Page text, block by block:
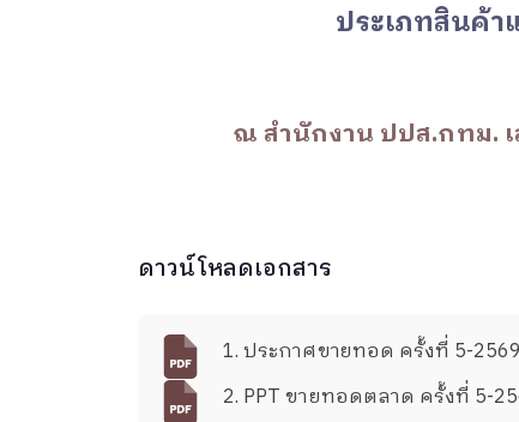
ประเภทสินค้า
ณ สำนักงาน ปปส.กทม.
ดาวน์โหลดเอกสาร
1. ประกาศขายทอด ครั้งที่ 5-
2. PPT ขายทอดตลาด ครั้งที่ 5-